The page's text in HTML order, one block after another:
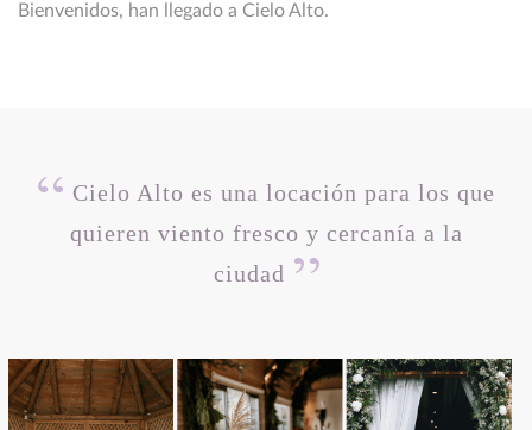
Bienvenidos, han llegado a Cielo Alto.
Cielo Alto es una locación para los que
quieren viento fresco y cercanía a la
ciudad